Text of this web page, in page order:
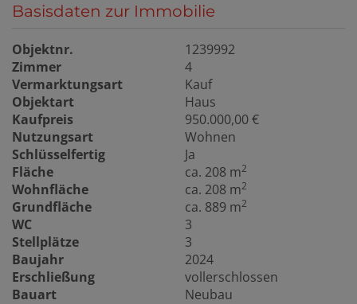
Basisdaten zur Immobilie
Objektnr.
1239992
Zimmer
4
Vermarktungsart
Kauf
Objektart
Haus
Kaufpreis
950.000,00 €
Nutzungsart
Wohnen
Schlüsselfertig
Ja
Fläche
ca. 208 m2
Wohnfläche ca. 208 m2
Grundfläche ca. 889 m2
WC
3
Stellplätze
3
Baujahr
2024
Erschließung
vollerschlossen
Bauart
Neubau